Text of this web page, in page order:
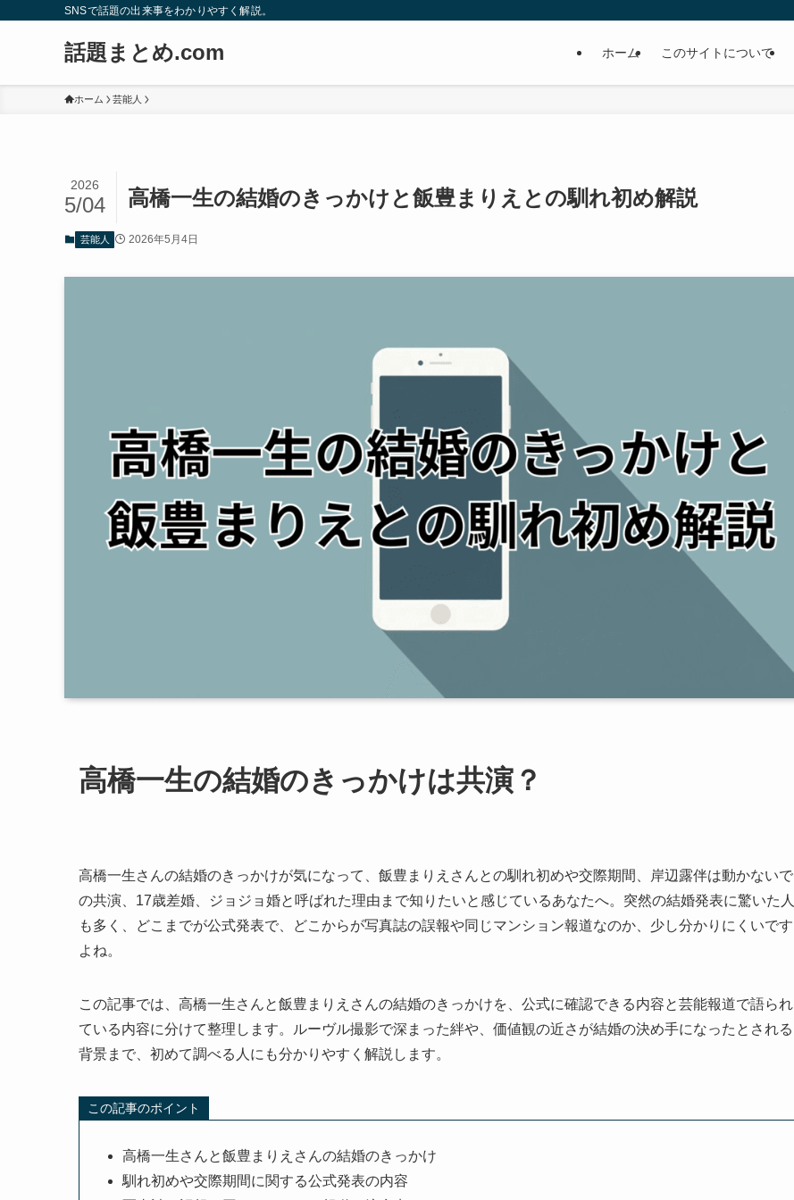
SNSで話題の出来事をわかりやすく解説。
話題まとめ.com ホーム このサイトについて
ホーム 芸能人
高橋一生の結婚のきっかけと飯豊まりえとの馴れ初め解説
2026
5/04
芸能人 2026年5月4日
高橋一生の結婚のきっかけは共演？
高橋一生さんの結婚のきっかけが気になって、飯豊まりえさんとの馴れ初めや交際期間、岸辺露伴は動かないで
の共演、17歳差婚、ジョジョ婚と呼ばれた理由まで知りたいと感じているあなたへ。突然の結婚発表に驚いた人
も多く、どこまでが公式発表で、どこからが写真誌の誤報や同じマンション報道なのか、少し分かりにくいです
よね。
この記事では、高橋一生さんと飯豊まりえさんの結婚のきっかけを、公式に確認できる内容と芸能報道で語られ
ている内容に分けて整理します。ルーヴル撮影で深まった絆や、価値観の近さが結婚の決め手になったとされる
背景まで、初めて調べる人にも分かりやすく解説します。
この記事のポイント
高橋一生さんと飯豊まりえさんの結婚のきっかけ
馴れ初めや交際期間に関する公式発表の内容